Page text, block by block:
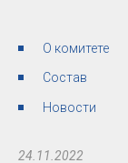
О комитете
Состав
Новости
24.11.2022